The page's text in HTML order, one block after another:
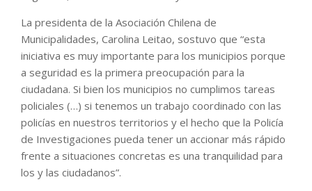
La presidenta de la Asociación Chilena de
Municipalidades, Carolina Leitao, sostuvo que “esta
iniciativa es muy importante para los municipios porque
a seguridad es la primera preocupación para la
ciudadana. Si bien los municipios no cumplimos tareas
policiales (…) si tenemos un trabajo coordinado con las
policías en nuestros territorios y el hecho que la Policía
de Investigaciones pueda tener un accionar más rápido
frente a situaciones concretas es una tranquilidad para
los y las ciudadanos”.